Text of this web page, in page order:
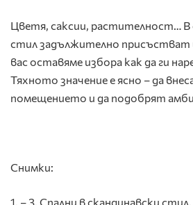
Цветя, саксии, растителност… В
стил задължително присъстват
вас оставяме избора как да ги
Тяхното значение е ясно – да
помещението и да подобрят
Снимки:
1. – 3. Спални в скандинавски стил.